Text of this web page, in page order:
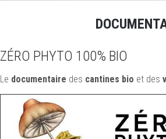
ZÉRO PHYTO 100% BIO
Le documentaire des cantines bio et des